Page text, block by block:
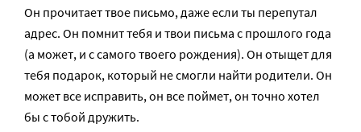
Он прочитает твое письмо, даже если ты перепутал
адрес. Он помнит тебя и твои письма с прошлого года
(а может, и с самого твоего рождения). Он отыщет для
тебя подарок, который не смогли найти родители. Он
может все исправить, он все поймет, он точно хотел
бы с тобой дружить.